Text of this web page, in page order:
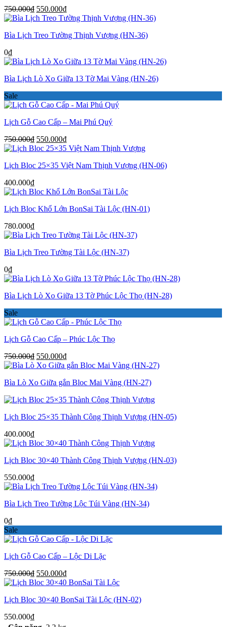
750.000₫ Giá
gốc
750.000₫.
550.000₫Giá
hiện
là:
Bìa Lịch Treo Tường Thịnh Vượng (HN-36)
0₫
Bìa Lịch Lò Xo Giữa 13 Tờ Mai Vàng (HN-26)
Sale
Lịch Gỗ Cao Cấp – Mai Phú Quý
750.000₫ Giá
gốc
750.000₫.
550.000₫Giá
hiện
là:
Lịch Bloc 25×35 Việt Nam Thịnh Vượng (HN-06)
400.000₫
Lịch Bloc Khổ Lớn BonSai Tài Lộc (HN-01)
780.000₫
Bìa Lịch Treo Tường Tài Lộc (HN-37)
0₫
Bìa Lịch Lò Xo Giữa 13 Tờ Phúc Lộc Thọ (HN-28)
Sale
Lịch Gỗ Cao Cấp – Phúc Lộc Thọ
750.000₫ Giá
gốc
750.000₫.
550.000₫Giá
hiện
là:
Bìa Lò Xo Giữa gắn Bloc Mai Vàng (HN-27)
Lịch Bloc 25×35 Thành Công Thịnh Vượng (HN-05)
400.000₫
Lịch Bloc 30×40 Thành Công Thịnh Vượng (HN-03)
550.000₫
Bìa Lịch Treo Tường Lộc Túi Vàng (HN-34)
0₫
Sale
Lịch Gỗ Cao Cấp – Lộc Di Lặc
750.000₫ Giá
gốc
750.000₫.
550.000₫Giá
hiện
là:
Lịch Bloc 30×40 BonSai Tài Lộc (HN-02)
550.000₫